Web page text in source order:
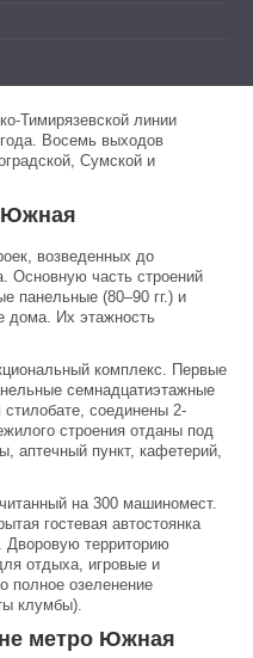
Тимирязевской линии
Восемь выходов
Сумской и
Южная
возведенных до
Основную часть строений
панельные (80–90 гг.) и
дома. Их этажность
комплекс. Первые
семнадцатиэтажные
соединены 2-
строения отданы под
аптечный пункт, кафетерий,
на 300 машиномест.
гостевая автостоянка
Дворовую территорию
отдыха, игровые и
полное озеленение
клумбы).
метро Южная